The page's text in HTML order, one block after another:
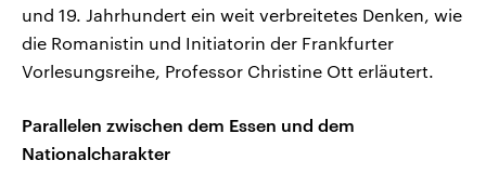
und 19. Jahrhundert ein weit verbreitetes Denken, wie
die Romanistin und Initiatorin der Frankfurter
Vorlesungsreihe, Professor Christine Ott erläutert.
Parallelen zwischen dem Essen und dem
Nationalcharakter